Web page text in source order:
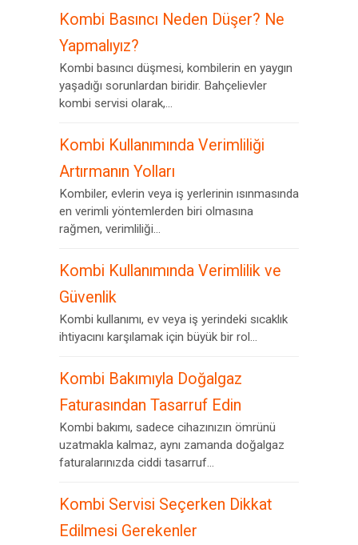
Kombi Basıncı Neden Düşer? Ne
Yapmalıyız?
Kombi basıncı düşmesi, kombilerin en yaygın
yaşadığı sorunlardan biridir. Bahçelievler
kombi servisi olarak,...
Kombi Kullanımında Verimliliği
Artırmanın Yolları
Kombiler, evlerin veya iş yerlerinin ısınmasında
en verimli yöntemlerden biri olmasına
rağmen, verimliliği...
Kombi Kullanımında Verimlilik ve
Güvenlik
Kombi kullanımı, ev veya iş yerindeki sıcaklık
ihtiyacını karşılamak için büyük bir rol...
Kombi Bakımıyla Doğalgaz
Faturasından Tasarruf Edin
Kombi bakımı, sadece cihazınızın ömrünü
uzatmakla kalmaz, aynı zamanda doğalgaz
faturalarınızda ciddi tasarruf...
Kombi Servisi Seçerken Dikkat
Edilmesi Gerekenler